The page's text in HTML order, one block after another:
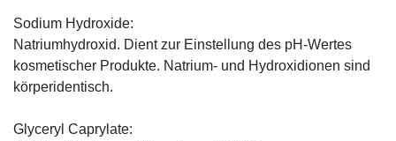
Sodium Hydroxide:
Natriumhydroxid. Dient zur Einstellung des pH-Wertes
kosmetischer Produkte. Natrium- und Hydroxidionen sind
körperidentisch.
Glyceryl Caprylate: